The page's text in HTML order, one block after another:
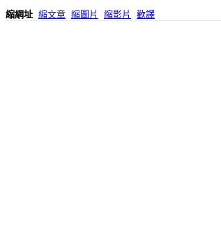
縮網址 縮文章 縮圖片 縮影片 歡譯